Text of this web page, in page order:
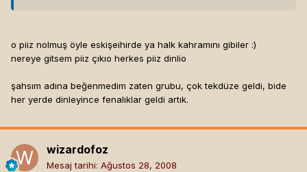
o piiz nolmuş öyle eskişeihirde ya halk kahramını gibiler :)
nereye gitsem piiz çıkıo herkes piiz dinlio
şahsım adına beğenmedim zaten grubu, çok tekdüze geldi, bide
her yerde dinleyince fenalıklar geldi artık.
wizardofoz
Mesaj tarihi: Ağustos 28, 2008